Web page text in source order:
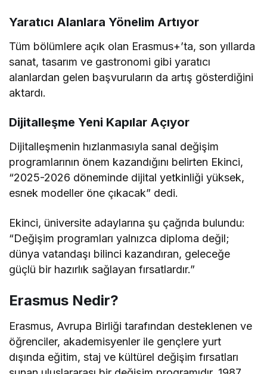
Yaratıcı Alanlara Yönelim Artıyor
Tüm bölümlere açık olan Erasmus+’ta, son yıllarda
sanat, tasarım ve gastronomi gibi yaratıcı
alanlardan gelen başvuruların da artış gösterdiğini
aktardı.
Dijitalleşme Yeni Kapılar Açıyor
Dijitalleşmenin hızlanmasıyla sanal değişim
programlarının önem kazandığını belirten Ekinci,
“2025-2026 döneminde dijital yetkinliği yüksek,
esnek modeller öne çıkacak” dedi.
Ekinci, üniversite adaylarına şu çağrıda bulundu:
“Değişim programları yalnızca diploma değil;
dünya vatandaşı bilinci kazandıran, geleceğe
güçlü bir hazırlık sağlayan fırsatlardır.”
Erasmus Nedir?
Erasmus, Avrupa Birliği tarafından desteklenen ve
öğrenciler, akademisyenler ile gençlere yurt
dışında eğitim, staj ve kültürel değişim fırsatları